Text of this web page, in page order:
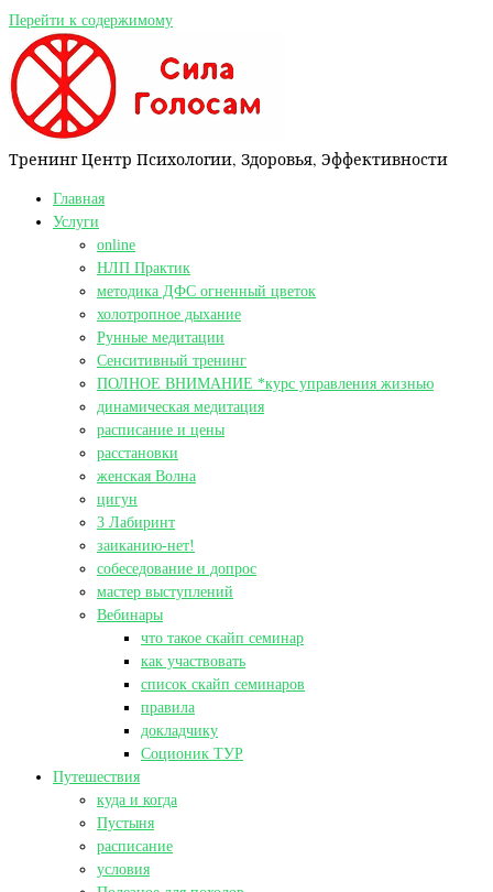
Перейти к содержимому
Тренинг Центр Психологии, Здоровья, Эффективности
Главная
Услуги
online
НЛП Практик
методика ДФС огненный цветок
холотропное дыхание
Рунные медитации
Сенситивный тренинг
ПОЛНОЕ ВНИМАНИЕ *курс управления жизнью
динамическая медитация
расписание и цены
расстановки
женская Волна
цигун
3 Лабиринт
заиканию-нет!
собеседование и допрос
мастер выступлений
Вебинары
что такое скайп семинар
как участвовать
список скайп семинаров
правила
докладчику
Соционик ТУР
Путешествия
куда и когда
Пустыня
расписание
условия